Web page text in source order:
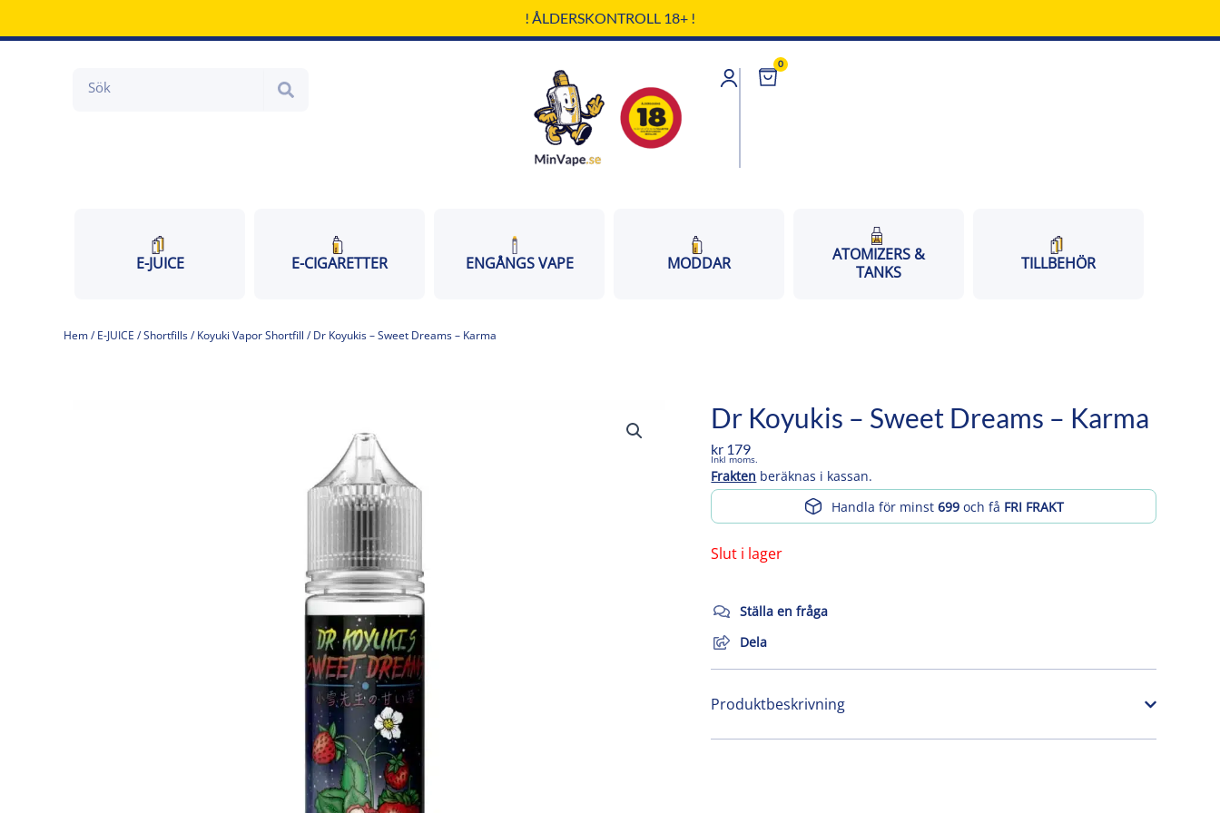
till
! ÅLDERSKONTROLL 18+ !
0
Cart
E-JUICE E-CIGARETTER ENGÅNGS VAPE MODDAR
ATOMIZERS &
TANKS
TILLBEHÖR
Hem/ E-JUICE /Shortfills/ Koyuki Vapor Shortfill / Dr Koyukis – Sweet Dreams – Karma
Dr Koyukis – Sweet Dreams – Karma
kr 179
Inkl moms.
Frakten beräknas i kassan.
Handla för minst 699och få FRI FRAKT
Slut i lager
Ställa en fråga
Dela
Produktbeskrivning